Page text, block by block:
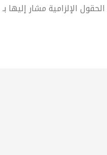
الحقول الإلزامية مشار إليها بـ